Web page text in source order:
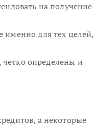
на получение
именно для тех целей,
четко определены и
а некоторые